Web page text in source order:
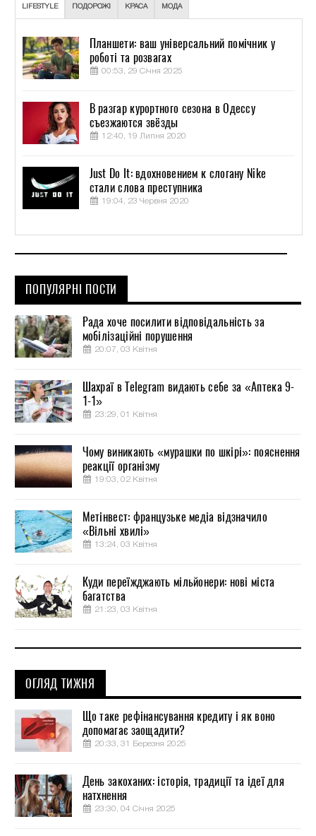
LIFESTYLE ПОДОРОЖІ КРАСА МОДА
Планшети: ваш універсальний помічник у
роботі та розвагах
00:53, 29 Січня 2025
В разгар курортного сезона в Одессу
съезжаются звёзды
12:40, 19 Липня 2020
Just Do It: вдохновением к слогану Nike
стали слова преступника
19:04, 23 Червня 2020
ПОПУЛЯРНІ ПОСТИ
Рада хоче посилити відповідальність за
мобілізаційні порушення
20:07, 03 Квітня
Шахраї в Telegram видають себе за «Аптека 9-
1-1»
23:29, 01 Квітня
Чому виникають «мурашки по шкірі»: пояснення
реакції організму
19:03, 02 Квітня
Метінвест: французьке медіа відзначило
«Вільні хвилі»
13:24, 03 Квітня
Куди переїжджають мільйонери: нові міста
багатства
21:23, 03 Квітня
ОГЛЯД ТИЖНЯ
Що таке рефінансування кредиту і як воно
допомагає заощадити?
20:33, 31 Березня 2025
День закоханих: історія, традиції та ідеї для
натхнення
23:30, 04 Січня 2025